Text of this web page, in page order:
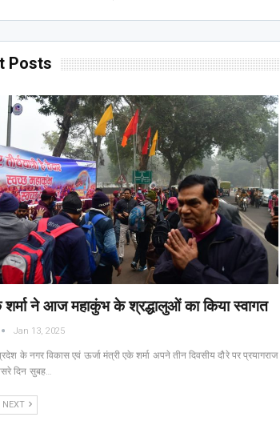
Posts
शर्मा ने आज महाकुंभ के श्रद्धालुओं का किया स्वागत
Jan 13, 2025
के नगर विकास एवं ऊर्जा मंत्री एके शर्मा अपने तीन दिवसीय दौरे पर प्रयागराज
दिन सुबह…
NEXT